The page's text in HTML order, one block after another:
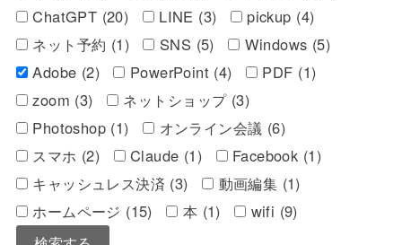
ChatGPT (20)
LINE (3)
pickup (4)
ネット予約 (1)
SNS (5)
Windows (5)
Adobe (2)
PowerPoint (4)
PDF (1)
zoom (3)
ネットショップ (3)
Photoshop (1)
オンライン会議 (6)
スマホ (2)
Claude (1)
Facebook (1)
キャッシュレス決済 (3)
動画編集 (1)
ホームページ (15)
本 (1) wifi (9)